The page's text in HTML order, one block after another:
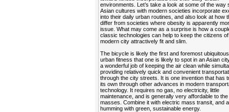
environments. Let’s take a look at some of the way
Asian cultures with modern societies incorporate
into their daily urban routines, and also look at how
differ from societies where obesity is apparently
issue. What may come as a surprise is how a
classic technologies can help to keep the citizens
modern city attractively fit and slim.
The bicycle is likely the first and foremost
urban fitness that one is likely to spot in an Asian
a wonderful job of keeping the air clean while
providing relatively quick and convenient
through the city streets. It is one invention that has
its own through other advances in modern
technology. It requires no gas, no electricity, little
maintenance, and is generally very affordable to the
masses. Combine it with electric mass transit, and
humming with green, sustainable energy.